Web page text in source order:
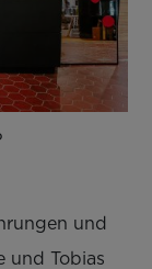
und
und Tobias